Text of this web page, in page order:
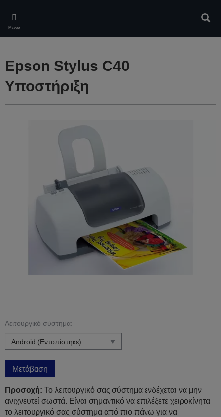
main
content
Μενού
Epson Stylus C40
Υποστήριξη
Λειτουργικό σύστημα:
Μετάβαση
Προσοχή: Το λειτουργικό σας σύστημα ενδέχεται να μην
ανιχνευτεί σωστά. Είναι σημαντικό να επιλέξετε χειροκίνητα
το λειτουργικό σας σύστημα από πιο πάνω για να